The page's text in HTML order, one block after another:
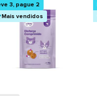
3, pague 2
Mais vendidos